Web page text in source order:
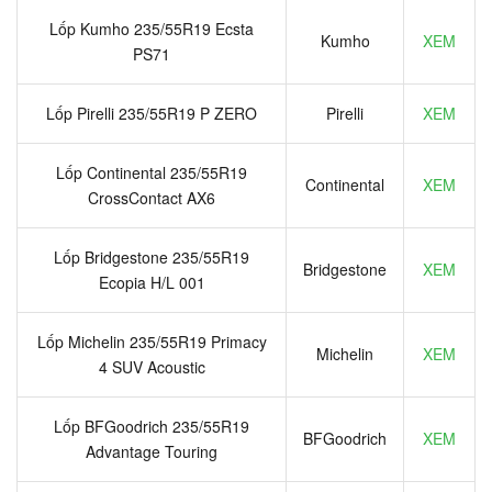
Lốp Kumho 235/55R19 Ecsta
PS71
Kumho XEM
Lốp Pirelli 235/55R19 P ZERO Pirelli XEM
Lốp Continental 235/55R19
CrossContact AX6
Continental XEM
Lốp Bridgestone 235/55R19
Ecopia H/L 001
Bridgestone XEM
Lốp Michelin 235/55R19 Primacy
4 SUV Acoustic
Michelin XEM
Lốp BFGoodrich 235/55R19
Advantage Touring
BFGoodrich XEM